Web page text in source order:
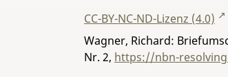
CC-BY-NC-ND-Lizenz (4.0)
Wagner, Richard:
Nr. 2, https://nbn-